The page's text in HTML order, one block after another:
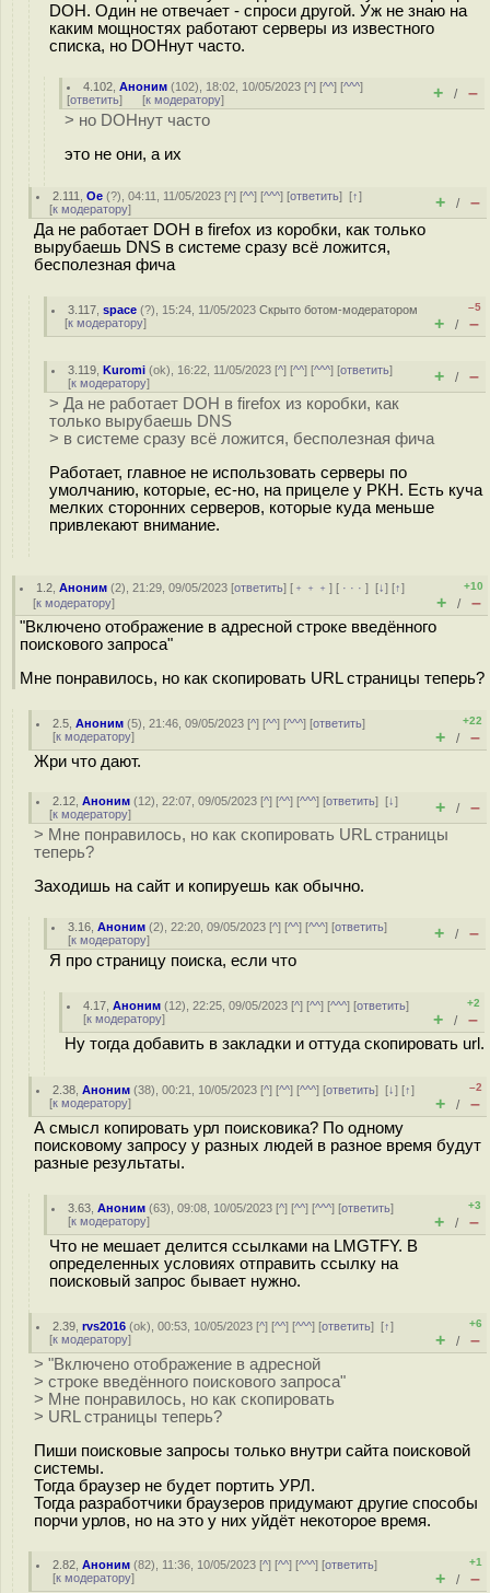
DOH. Один не отвечает - спроси другой. Уж не знаю на
каким мощностях работают серверы из известного
списка, но DOHнут часто.
4.102 ,Аноним (102), 18:02, 10/05/2023 [^] [^^] [^^^]
[ответить] [к модератору] + / –
> но DOHнут часто
это не они, а их
2.111 ,Oe (?), 04:11, 11/05/2023 [^] [^^] [^^^] [ответить][↑]
[к модератору] + / –
Да не работает DOH в firefox из коробки, как только
вырубаешь DNS в системе сразу всё ложится,
бесполезная фича
3.117 ,space (?), 15:24, 11/05/2023Скрыто ботом-модератором
[к модератору]
–5
+ / –
3.119 ,Kuromi (ok), 16:22, 11/05/2023 [^] [^^] [^^^] [ответить]
[к модератору] + / –
> Да не работает DOH в firefox из коробки, как
только вырубаешь DNS
> в системе сразу всё ложится, бесполезная фича
Работает, главное не использовать серверы по
умолчанию, которые, ес-но, на прицеле у РКН. Есть куча
мелких сторонних серверов, которые куда меньше
привлекают внимание.
1.2 ,Аноним (2), 21:29, 09/05/2023 [ответить] [ ﹢﹢﹢] [ · · ·][↓] [↑]
[к модератору]
+10
+ / –
"Включено отображение в адресной строке введённого
поискового запроса"
Мне понравилось, но как скопировать URL страницы теперь?
2.5 ,Аноним (5), 21:46, 09/05/2023 [^] [^^] [^^^] [ответить]
[к модератору]
+22
+ / –
Жри что дают.
2.12 ,Аноним (12), 22:07, 09/05/2023 [^] [^^] [^^^] [ответить][↓]
[к модератору] + / –
> Мне понравилось, но как скопировать URL страницы
теперь?
Заходишь на сайт и копируешь как обычно.
3.16 ,Аноним (2), 22:20, 09/05/2023 [^] [^^] [^^^] [ответить]
[к модератору] + / –
Я про страницу поиска, если что
4.17 ,Аноним (12), 22:25, 09/05/2023 [^] [^^] [^^^] [ответить]
[к модератору]
+2
+ / –
Ну тогда добавить в закладки и оттуда скопировать url.
2.38 ,Аноним (38), 00:21, 10/05/2023 [^] [^^] [^^^] [ответить][↓] [↑]
[к модератору]
–2
+ / –
А смысл копировать урл поисковика? По одному
поисковому запросу у разных людей в разное время будут
разные результаты.
3.63 ,Аноним (63), 09:08, 10/05/2023 [^] [^^] [^^^] [ответить]
[к модератору]
+3
+ / –
Что не мешает делится ссылками на LMGTFY. В
определенных условиях отправить ссылку на
поисковый запрос бывает нужно.
2.39 ,rvs2016 (ok), 00:53, 10/05/2023 [^] [^^] [^^^] [ответить][↑]
[к модератору]
+6
+ / –
> "Включено отображение в адресной
> строке введённого поискового запроса"
> Мне понравилось, но как скопировать
> URL страницы теперь?
Пиши поисковые запросы только внутри сайта поисковой
системы.
Тогда браузер не будет портить УРЛ.
Тогда разработчики браузеров придумают другие способы
порчи урлов, но на это у них уйдёт некоторое время.
2.82 ,Аноним (82), 11:36, 10/05/2023 [^] [^^] [^^^] [ответить]
[к модератору]
+1
+ / –